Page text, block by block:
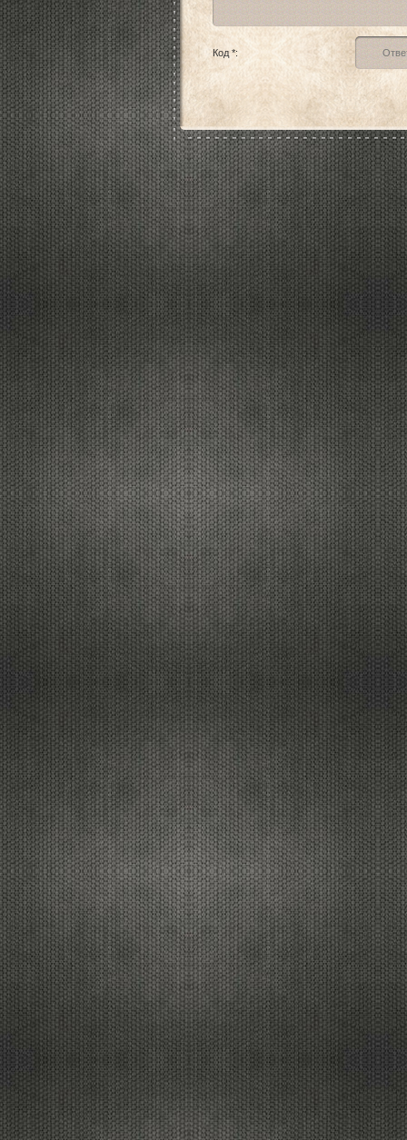
Код *: